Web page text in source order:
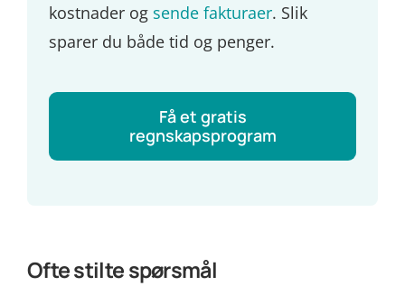
kostnader og sende fakturaer. Slik
sparer du både tid og penger.
Få et gratis
regnskapsprogram
Ofte stilte spørsmål